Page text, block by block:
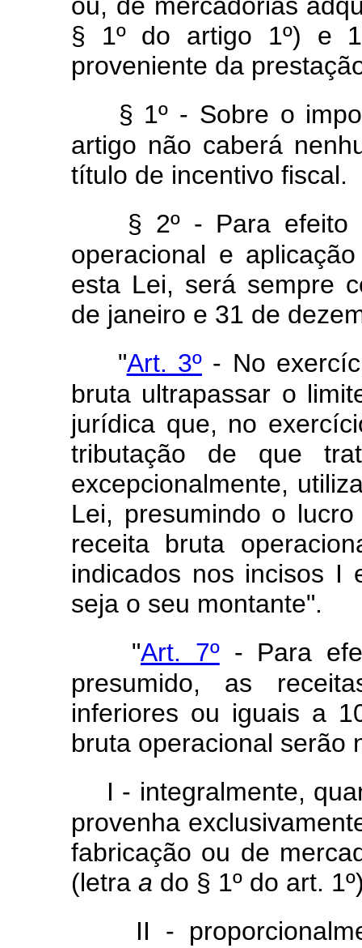
§ 1º do artigo 1º) e
proveniente da
§ 1º - Sobre o
artigo não caberá
título de incentivo fiscal.
§ 2º - Para efeito
operacional e
esta Lei, será sempre
de janeiro e 31 de
"Art. 3º- No
bruta ultrapassar o
jurídica que, no
tributação de que
excepcionalmente,
Lei, presumindo o
receita bruta
indicados nos incisos I
seja o seu montante".
"Art. 7º- Para
presumido, as
inferiores ou iguais a
bruta operacional serão
I - integralmente,
provenha
fabricação ou de
(letra a do § 1º do art.
II -